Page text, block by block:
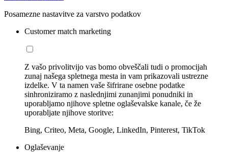
Posamezne nastavitve za varstvo podatkov
Customer match marketing
Z vašo privolitvijo vas bomo obveščali tudi o promocijah
zunaj našega spletnega mesta in vam prikazovali ustrezne
izdelke. V ta namen vaše šifrirane osebne podatke
sinhroniziramo z naslednjimi zunanjimi ponudniki in
uporabljamo njihove spletne oglaševalske kanale, če že
uporabljate njihove storitve:
Bing, Criteo, Meta, Google, LinkedIn, Pinterest, TikTok
Oglaševanje